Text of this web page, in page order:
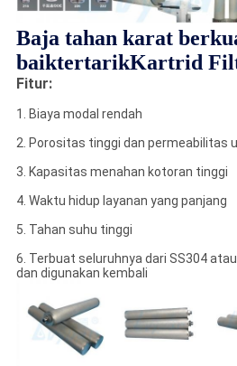
Baja tahan karat
baiktertarikKartrid
Fitur:
1. Biaya modal rendah
2. Porositas tinggi dan permeabilitas
3. Kapasitas menahan kotoran tinggi
4. Waktu hidup layanan yang panjang
5. Tahan suhu tinggi
6. Terbuat seluruhnya dari SS304
dan digunakan kembali